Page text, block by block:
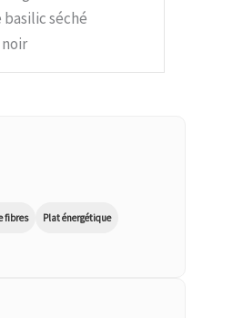
basilic séché
fibres Plat énergétique